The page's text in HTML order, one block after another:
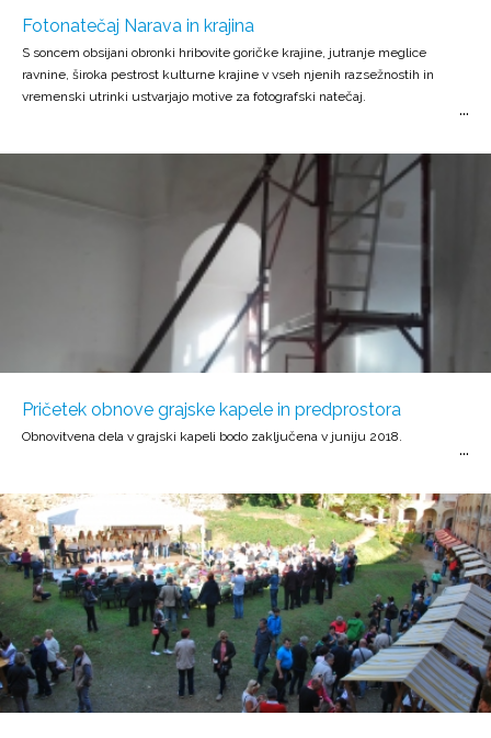
Fotonatečaj Narava in krajina
S soncem obsijani obronki hribovite goričke krajine, jutranje meglice
ravnine, široka pestrost kulturne krajine v vseh njenih razsežnostih in
vremenski utrinki ustvarjajo motive za fotografski natečaj.
Pričetek obnove grajske kapele in predprostora
Obnovitvena dela v grajski kapeli bodo zaključena v juniju 2018.